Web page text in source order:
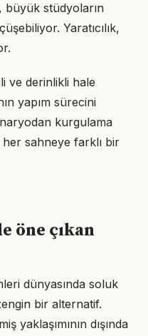
büyük stüdyoların
Yaratıcılık,
ve derinlikli hale
yapım sürecini
kurgulama
sahneye farklı bir
öne çıkan
dünyasında soluk
bir alternatif.
yaklaşımının dışında